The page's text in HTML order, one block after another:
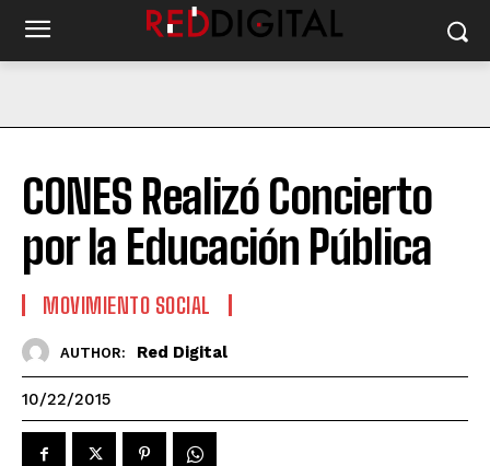
CONES Realizó Concierto
por la Educación Pública
MOVIMIENTO SOCIAL
AUTHOR: Red Digital
10/22/2015